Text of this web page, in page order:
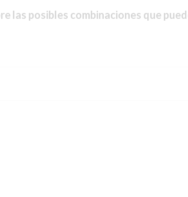
las posibles combinaciones que